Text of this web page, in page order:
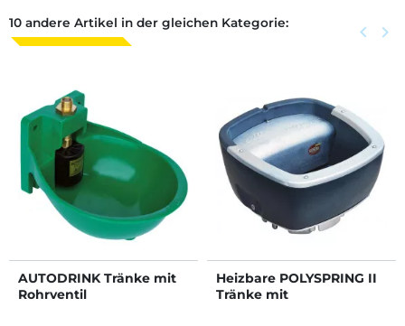
10 andere Artikel in der gleichen Kategorie: Zurück
keyboard_arrow_left keyboard_arrow_right
AUTODRINK Tränke mit
Rohrventil
Heizbare POLYSPRING II
Tränke mit